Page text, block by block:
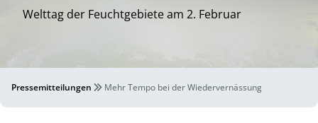
Welttag der Feuchtgebiete am 2. Februar
Pressemitteilungen Mehr Tempo bei der Wiedervernässung